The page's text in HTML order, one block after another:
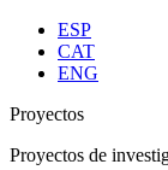
ESP
CAT
ENG
Proyectos
Proyectos de